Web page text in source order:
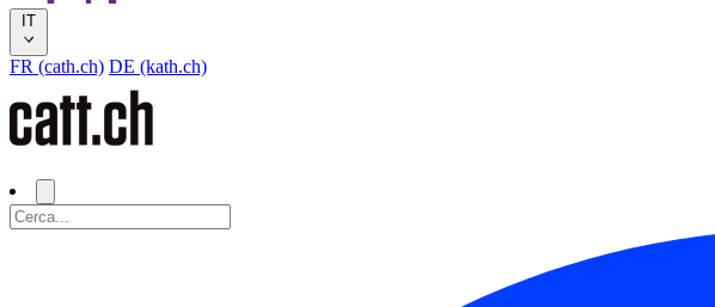
IT
FR (cath.ch) DE (kath.ch)